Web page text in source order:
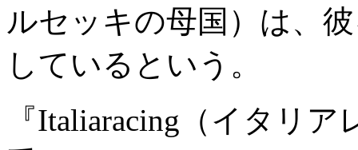
ルセッキの母国）は、
しているという。
『Italiaracing（イタリ